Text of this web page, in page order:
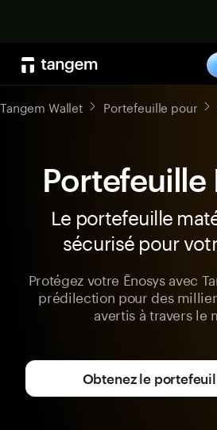
Tangem Wallet Portefeuille pour
Portefeuille
Le portefeuille
sécurisé pour
Protégez votre Ēnosys avec
prédilection pour des
avertis à travers le
Obtenez le